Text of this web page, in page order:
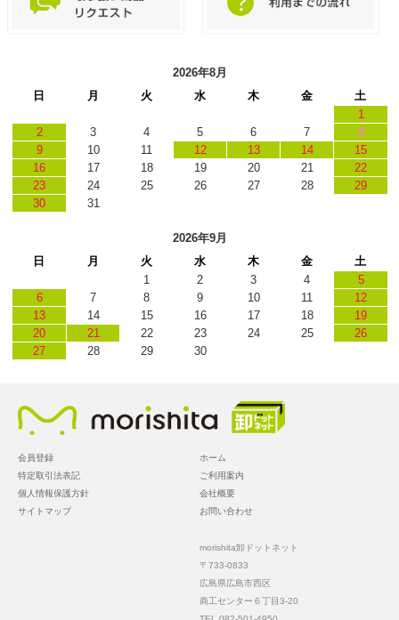
2026年8月
日
月 火 水 木 金
土
1
2
3 4 5 6 7
8
9
10 11 12 13 14
15
16
17 18 19 20 21
22
23
24 25 26 27 28
29
30
31
2026年9月
日
月 火 水 木 金
土
1
2 3 4
5
6
7 8 9 10 11
12
13
14 15 16 17 18
19
20
21 22 23 24 25
26
27
28 29 30
ホーム
ご利用案内
会社概要
お問い合わせ
会員登録
特定取引法表記
個人情報保護方針
サイトマップ
morishita卸ドットネット
〒733-0833
広島県広島市西区
商工センター６丁目3-20